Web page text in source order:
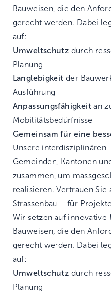
Bauweisen, die den
gerecht werden. Dabei
auf:
Umweltschutz durch
Planung
Langlebigkeit der
Ausführung
Anpassungsfähigkeit an
Mobilitätsbedürfnisse
Gemeinsam für eine
Unsere interdisziplinären
Gemeinden, Kantonen
zusammen, um
realisieren. Vertrauen Sie
Strassenbau – für
Wir setzen auf innovative
Bauweisen, die den
gerecht werden. Dabei
auf:
Umweltschutz durch
Planung